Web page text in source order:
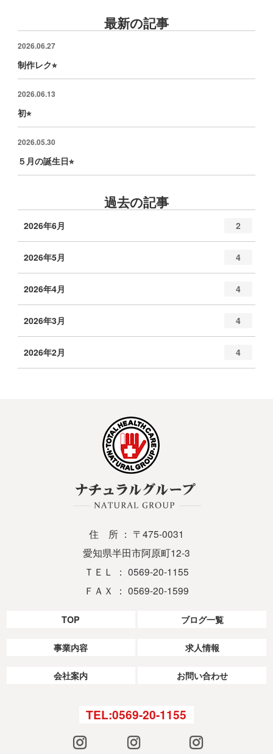
最新の記事
2026.06.27
制作レク⭐︎
2026.06.13
初⭐︎
2026.05.30
５月の誕生日⭐︎
過去の記事
2026年6月 2
2026年5月 4
2026年4月 4
2026年3月 4
2026年2月 4
住 所 ： 〒475-0031
愛知県半田市阿原町12-3
ＴＥＬ ： 0569-20-1155
ＦＡＸ ： 0569-20-1599
TOP
事業内容
会社案内
ブログ一覧
求人情報
お問い合わせ
TEL:0569-20-1155